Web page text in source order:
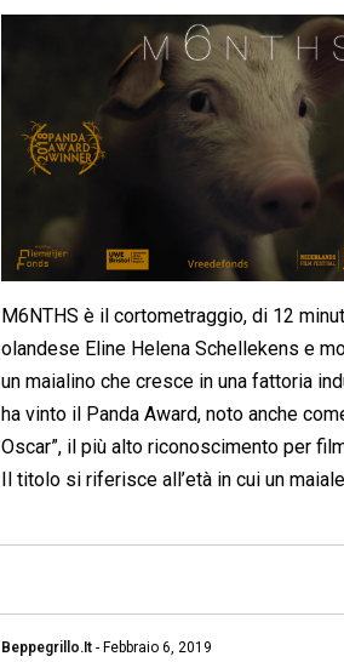
M6NTHS è il cortometraggio, di 12
olandese Eline Helena Schellekens e
un maialino che cresce in una fattoria
ha vinto il Panda Award, noto anche
Oscar”, il più alto riconoscimento per
Il titolo si riferisce all’età in cui un
Beppegrillo.it -Febbraio 6, 2019